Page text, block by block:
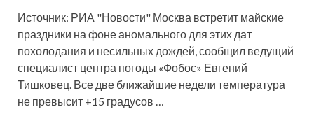
Источник: РИА "Новости" Москва встретит майские
праздники на фоне аномального для этих дат
похолодания и несильных дождей, сообщил ведущий
специалист центра погоды «Фобос» Евгений
Тишковец. Все две ближайшие недели температура
не превысит +15 градусов …